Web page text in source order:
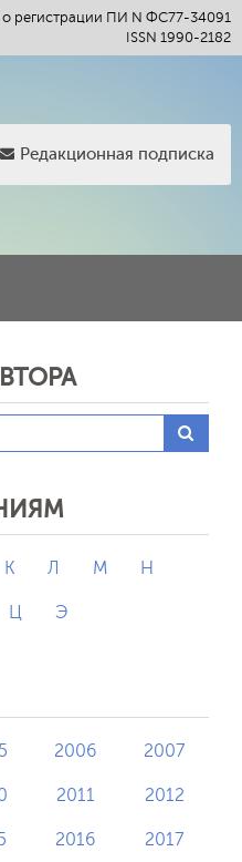
о регистрации ПИ N ФС77-34091
ISSN 1990-2182
Редакционная подписка
К Л М Н
Ц Э
2006 2007
2011 2012
2016 2017